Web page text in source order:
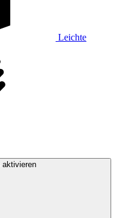
Leichte
aktivieren